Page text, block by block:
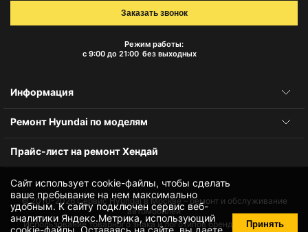
Сайт использует cookie-файлы, чтобы сделать
ваше пребывание на нем максимально
удобным. К cайту подключен сервис веб-
аналитики Яндекс.Метрика, использующий
cookie-файлы. Оставаясь на сайте, вы даете Принять
Режим работы:
с 9:00 до 21:00 без выходных
Заказать звонок
Информация
Ремонт Hyundai по моделям
Прайс-лист на ремонт Хендай
© 2010-2026Сервис Hyundai в Москве – ремонт и обслуживание
автомобилей
Использование товарного знака и логотипов бренда происходит